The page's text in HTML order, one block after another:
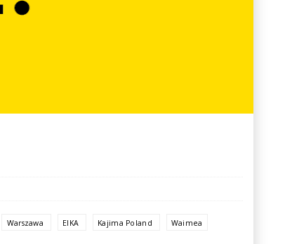
Warszawa EIKA Kajima Poland Waimea